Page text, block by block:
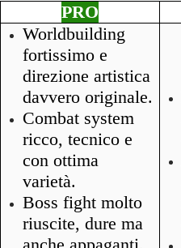
PRO
Worldbuilding
fortissimo e
direzione artistica
davvero originale.
Combat system
ricco, tecnico e
con ottima
varietà.
Boss fight molto
riuscite, dure ma